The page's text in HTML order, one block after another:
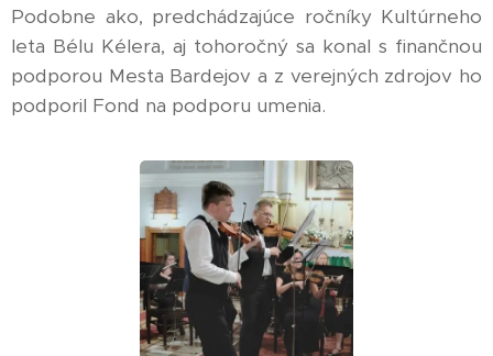
Podobne ako, predchádzajúce ročníky Kultúrneho
leta Bélu Kélera, aj tohoročný sa konal s finančnou
podporou Mesta Bardejov a z verejných zdrojov ho
podporil Fond na podporu umenia.